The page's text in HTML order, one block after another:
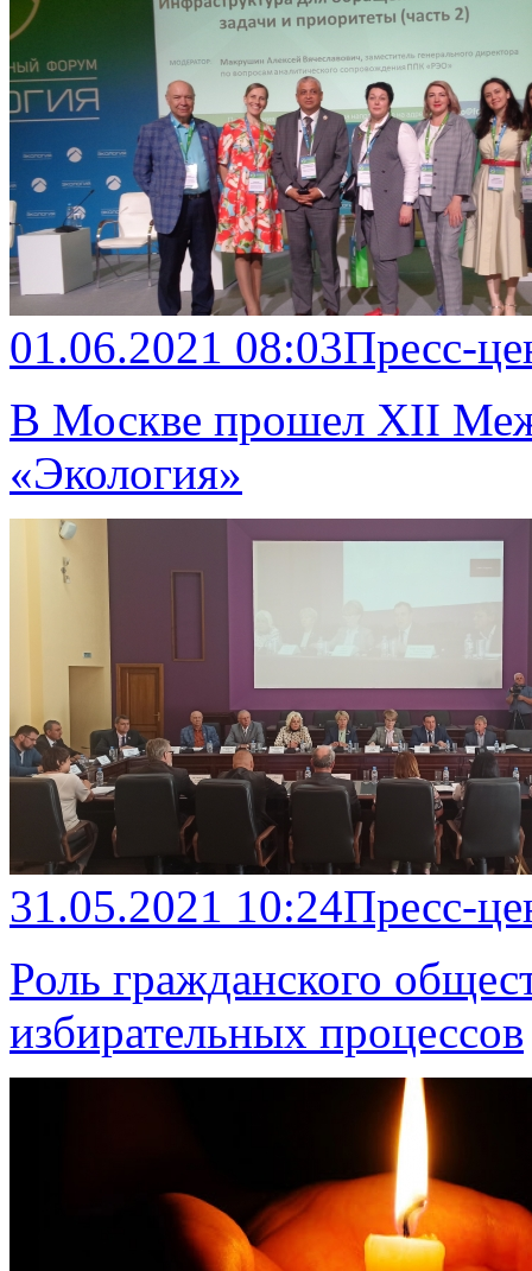
01.06.2021 08:03Пресс-
В Москве прошел XII
«Экология»
31.05.2021 10:24Пресс-
Роль гражданского
избирательных процессов